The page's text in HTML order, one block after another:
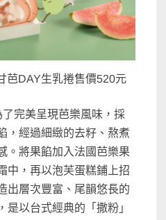
芭DAY生乳捲售價520元
了完美呈現芭樂風味，採
，經過細緻的去籽、熬煮
。將果餡加入法國芭樂果
中，再以泡芙蛋糕鋪上招
出層次豐富、尾韻悠長的
是以台式經典的「撒粉」